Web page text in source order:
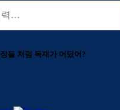
들 처럼 독재가 어딨어?